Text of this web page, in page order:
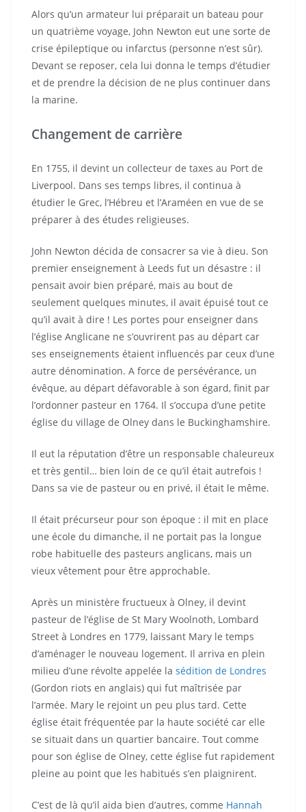
Alors qu’un armateur lui préparait un bateau pour
un quatrième voyage, John Newton eut une sorte de
crise épileptique ou infarctus (personne n’est sûr).
Devant se reposer, cela lui donna le temps d’étudier
et de prendre la décision de ne plus continuer dans
la marine.
Changement de carrière
En 1755, il devint un collecteur de taxes au Port de
Liverpool. Dans ses temps libres, il continua à
étudier le Grec, l’Hébreu et l’Araméen en vue de se
préparer à des études religieuses.
John Newton décida de consacrer sa vie à dieu. Son
premier enseignement à Leeds fut un désastre : il
pensait avoir bien préparé, mais au bout de
seulement quelques minutes, il avait épuisé tout ce
qu’il avait à dire ! Les portes pour enseigner dans
l’église Anglicane ne s’ouvrirent pas au départ car
ses enseignements étaient influencés par ceux d’une
autre dénomination. A force de persévérance, un
évêque, au départ défavorable à son égard, finit par
l’ordonner pasteur en 1764. Il s’occupa d’une petite
église du village de Olney dans le Buckinghamshire.
Il eut la réputation d’être un responsable chaleureux
et très gentil… bien loin de ce qu’il était autrefois !
Dans sa vie de pasteur ou en privé, il était le même.
Il était précurseur pour son époque : il mit en place
une école du dimanche, il ne portait pas la longue
robe habituelle des pasteurs anglicans, mais un
vieux vêtement pour être approchable.
Après un ministère fructueux à Olney, il devint
pasteur de l’église de St Mary Woolnoth, Lombard
Street à Londres en 1779, laissant Mary le temps
d’aménager le nouveau logement. Il arriva en plein
milieu d’une révolte appelée la sédition de Londres
(Gordon riots en anglais) qui fut maîtrisée par
l’armée. Mary le rejoint un peu plus tard. Cette
église était fréquentée par la haute société car elle
se situait dans un quartier bancaire. Tout comme
pour son église de Olney, cette église fut rapidement
pleine au point que les habitués s’en plaignirent.
C’est de là qu’il aida bien d’autres, comme Hannah